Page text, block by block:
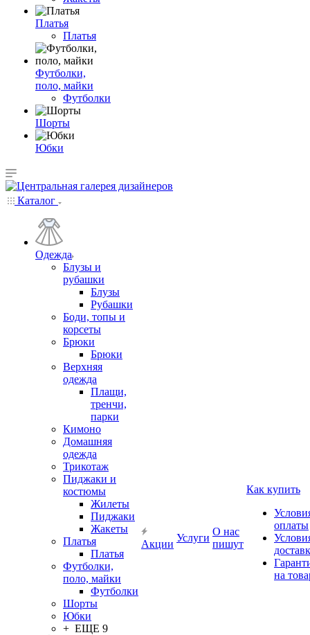
Платья
Платья
Футболки,
поло, майки
Футболки
Шорты
Юбки
Каталог
Одежда
Блузы и
рубашки
Блузы
Рубашки
Боди, топы и
корсеты
Брюки
Брюки
Верхняя
одежда
Плащи,
тренчи,
парки
Кимоно
Домашняя
одежда
Трикотаж
Пиджаки и
костюмы
Жилеты
Пиджаки
Жакеты
Платья
Платья
Футболки,
поло, майки
Футболки
Шорты
Юбки
+ ЕЩЕ 9
Акции
Услуги
О нас
пишут
Как купить
оплаты
на